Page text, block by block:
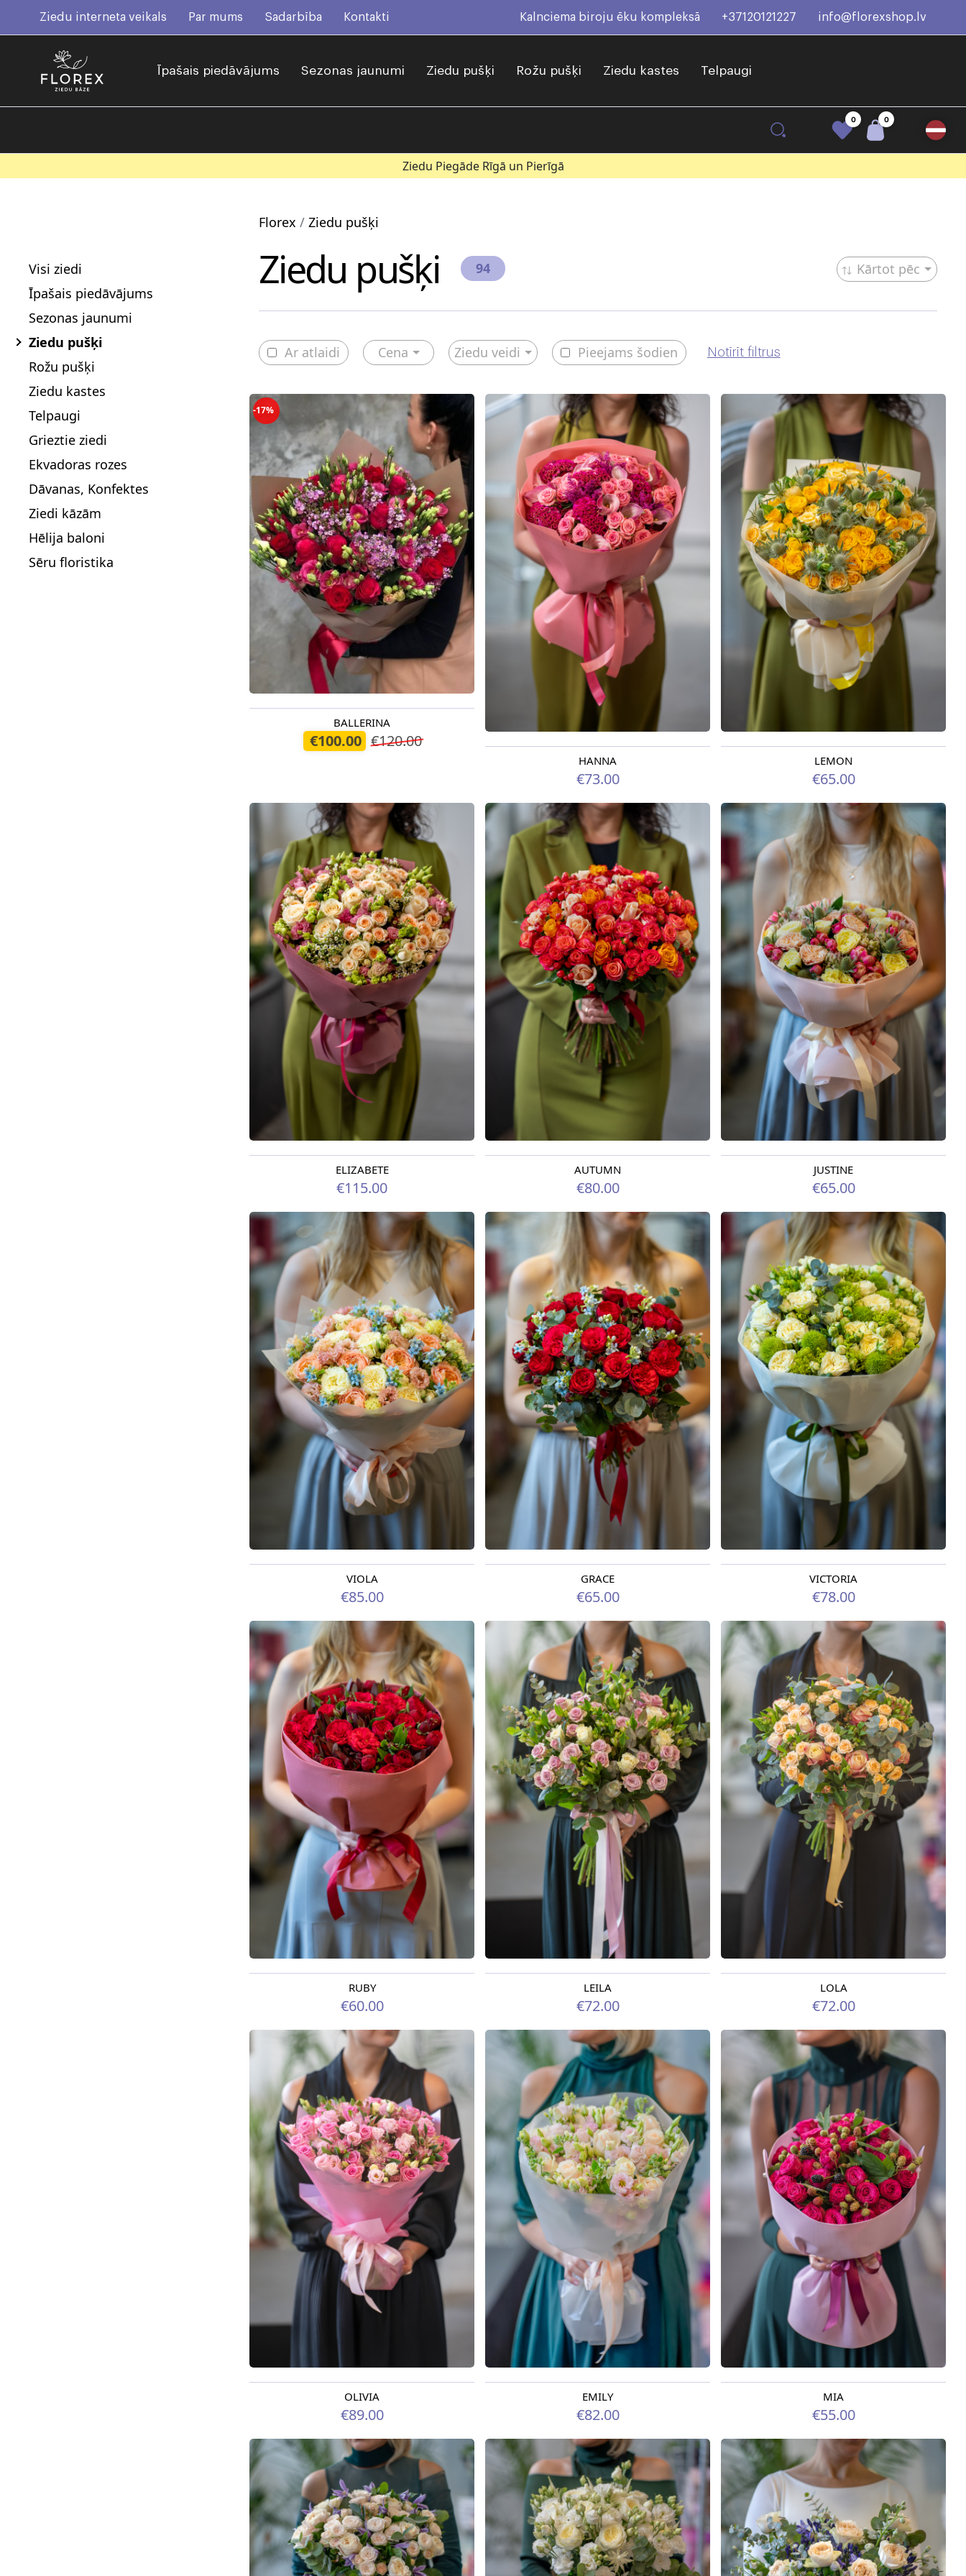
Ziedu interneta veikals Par mums Sadarbība Kontakti Kalnciema biroju ēku kompleksā +37120121227 info@florexshop.lv
Īpašais piedāvājums Sezonas jaunumi Ziedu pušķi Rožu pušķi Ziedu kastes Telpaugi
0 0
Ziedu Piegāde Rīgā un Pierīgā
Visi ziedi
Īpašais piedāvājums
Sezonas jaunumi
Ziedu pušķi
Rožu pušķi
Ziedu kastes
Telpaugi
Grieztie ziedi
Ekvadoras rozes
Dāvanas, Konfektes
Ziedi kāzām
Hēlija baloni
Sēru floristika
Florex Ziedu pušķi
Ziedu pušķi 94 Kārtot pēc
Ar atlaidi Cena Ziedu veidi Pieejams šodien Notīrīt filtrus
-17%
Pieejams šodienBALLERINA
€100.00 €120.00
Pieejama no 12.08.2026
HANNA
€73.00
LEMON
€65.00
Pieejams šodienELIZABETE
€115.00
Pieejams šodienAUTUMN
€80.00
Pieejama no 12.08.2026
JUSTINE
€65.00
Pieejama no 09.08.2026
VIOLA
€85.00
Pieejama no 12.08.2026
GRACE
€65.00
Pieejama no 12.08.2026
VICTORIA
€78.00
Pieejama no 12.08.2026
RUBY
€60.00
LEILA
€72.00
LOLA
€72.00
OLIVIA
€89.00
EMILY
€82.00
Pieejama no 09.08.2026
MIA
€55.00